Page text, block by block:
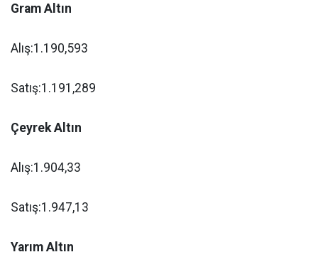
Gram Altın
Alış:1.190,593
Satış:1.191,289
Çeyrek Altın
Alış:1.904,33
Satış:1.947,13
Yarım Altın